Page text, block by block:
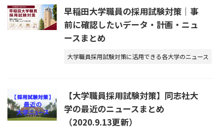
早稲田大学職員の採用試験対策｜事
前に確認したいデータ・計画・ニュ
ースまとめ
大学職員採用試験対策に活用できる各大学のニュース
【大学職員採用試験対策】同志社大
学の最近のニュースまとめ
（2020.9.13更新）